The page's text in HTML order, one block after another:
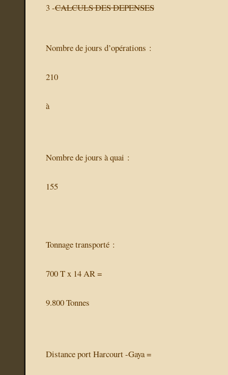
3 -CALCULS DES DEPENSES
Nombre de jours d’opérations :
210
à
Nombre de jours à quai :
155
Tonnage transporté :
700 T x 14 AR =
9.800 Tonnes
Distance port Harcourt -Gaya =